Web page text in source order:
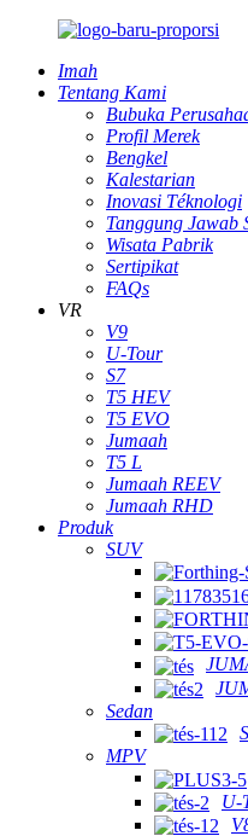
Imah
Tentang Kami
Bubuka
Profil Merek
Bengkel
Kalestarian
Inovasi Téknologi
Tanggung Jawab
Wisata Pabrik
Sertipikat
FAQs
VR
V9
U-Tour
S7
T5 HEV
T5 EVO
Jumaah
T5 L
Jumaah REEV
Jumaah RHD
Produk
SUV
Sedan
MPV
U-